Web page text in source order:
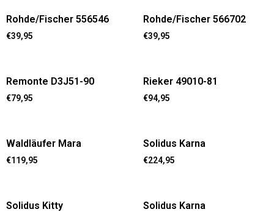
Rohde/Fischer 556546
€39,95
Rohde/Fischer 566702
€39,95
Remonte D3J51-90
€79,95
Rieker 49010-81
€94,95
Waldläufer Mara
€119,95
Solidus Karna
€224,95
Solidus Kitty Solidus Karna